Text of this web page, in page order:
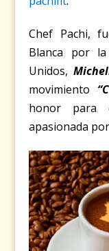
Chef Pachi,
Blanca por
Unidos,
movimiento
honor para
apasionada